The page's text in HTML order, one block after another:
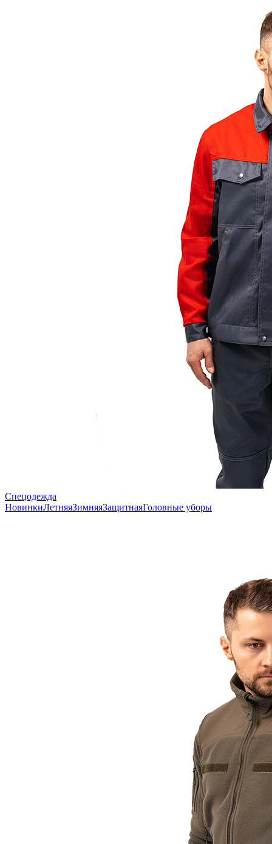
Спецодежда
НовинкиЛетняяЗимняяЗащитнаяГоловные уборы